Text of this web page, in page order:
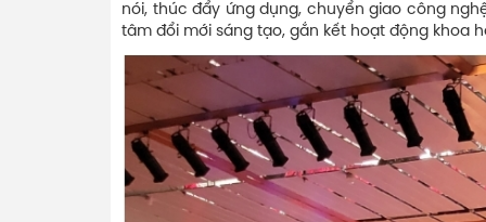
nói, thúc đẩy ứng dụng, chuyển giao công
tâm đổi mới sáng tạo, gắn kết hoạt động khoa